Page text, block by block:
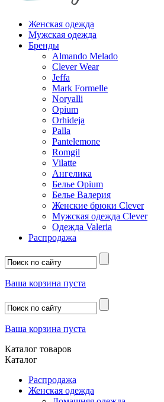
Женская одежда
Мужская одежда
Бренды
Almando Melado
Clever Wear
Jeffa
Mark Formelle
Noryalli
Opium
Orhideja
Palla
Pantelemone
Romgil
Vilatte
Ангелика
Белье Opium
Белье Валерия
Женские брюки Clever
Мужская одежда Clever
Одежда Valeria
Распродажа
Ваша корзина пуста
Ваша корзина пуста
Каталог товаров
Каталог
Распродажа
Женская одежда